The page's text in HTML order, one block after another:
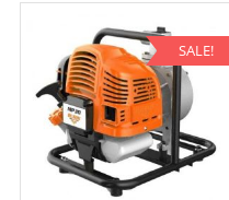
SALE!